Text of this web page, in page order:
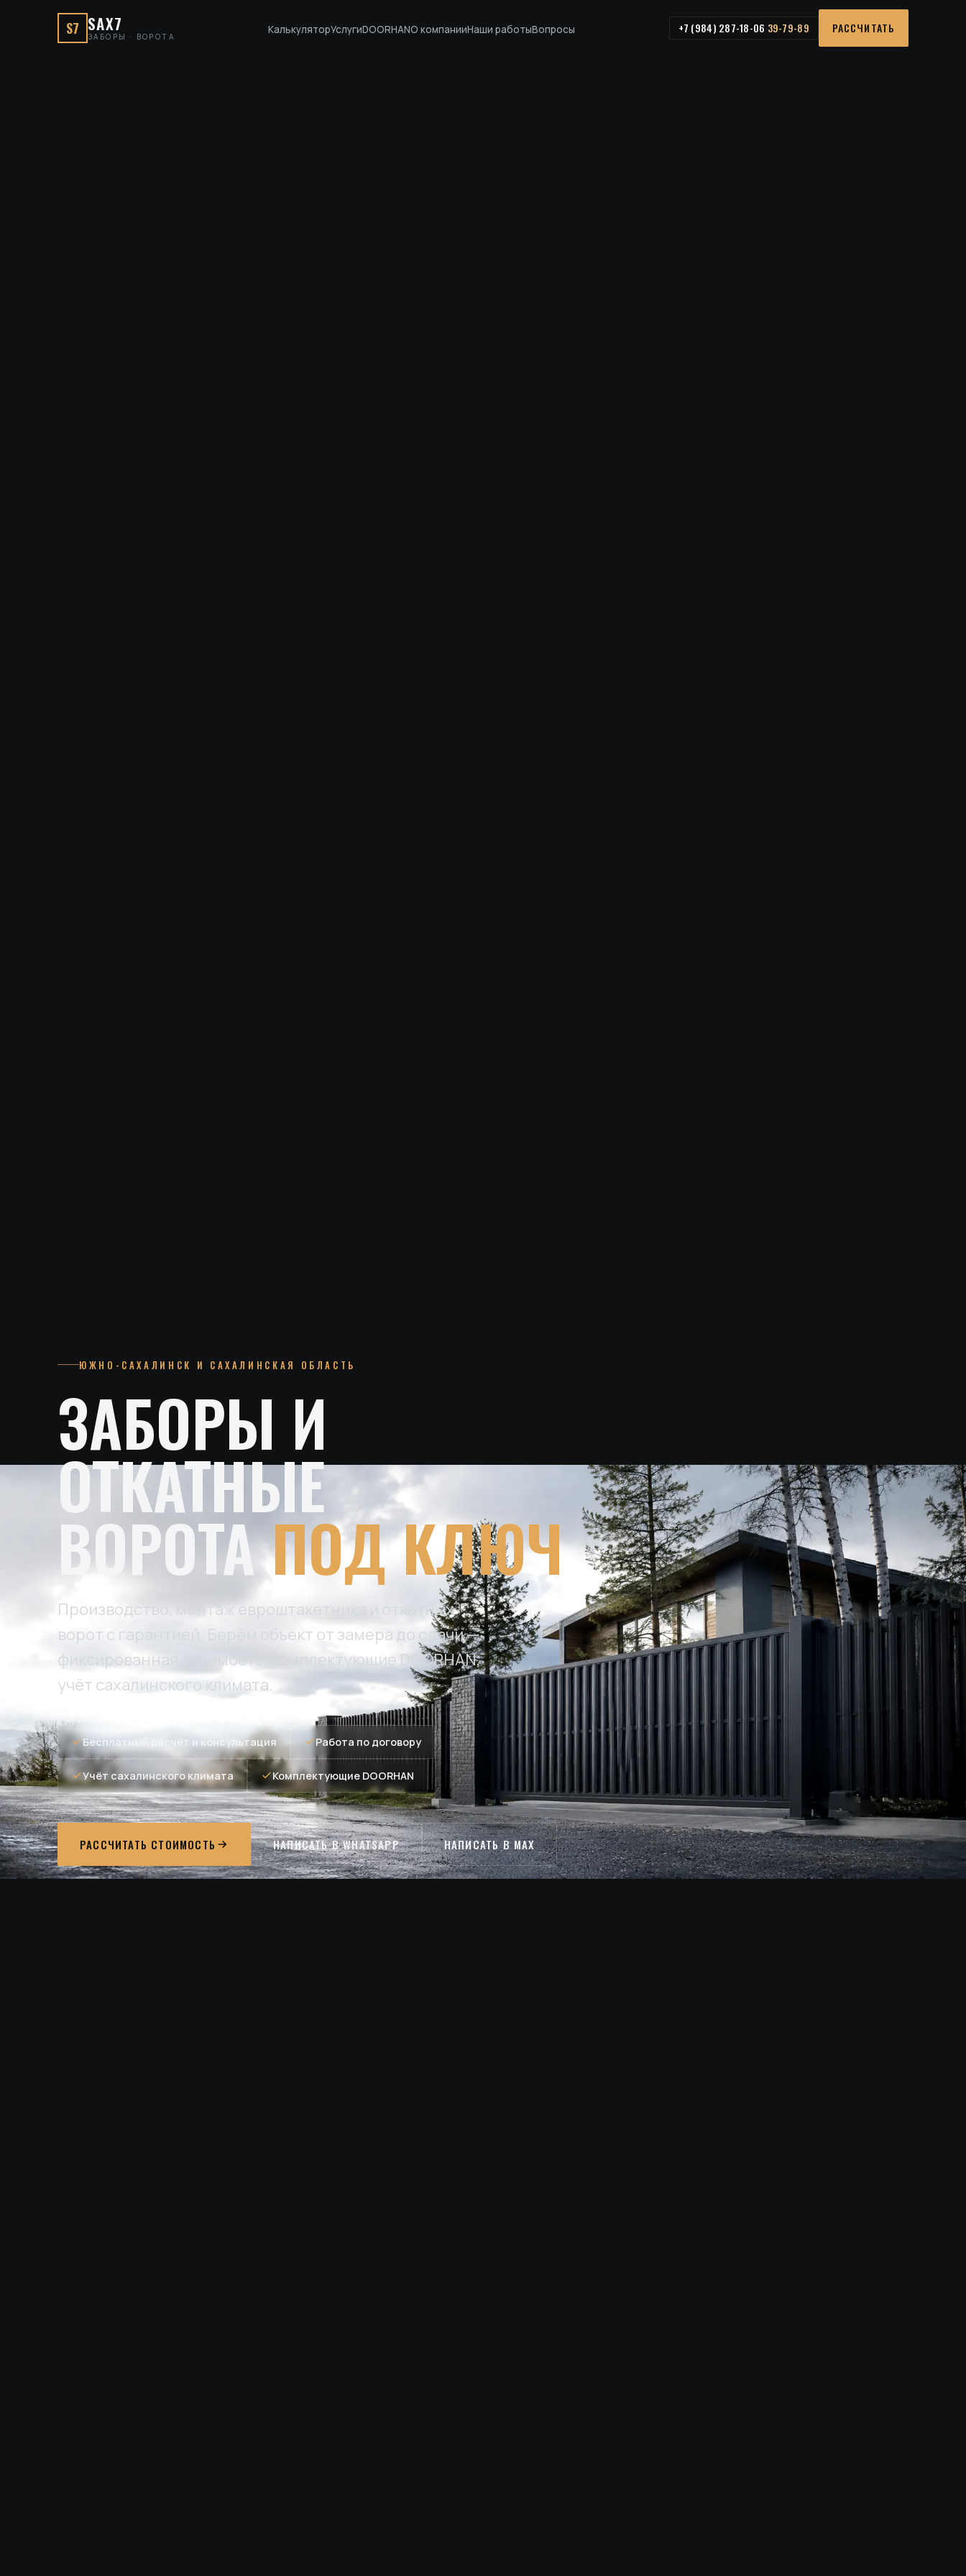
S7 SAX7
ЗАБОРЫ · ВОРОТА
КалькуляторУслугиDOORHANО компанииНаши работыВопросы +7 (984) 287-18-06·39-79-89 РАССЧИТАТЬ
ЮЖНО-САХАЛИНСК И САХАЛИНСКАЯ ОБЛАСТЬ
ЗАБОРЫ И
ОТКАТНЫЕ
ВОРОТАПОД КЛЮЧ
Производство, монтаж евроштакетника и откатных
ворот с гарантией. Берём объект от замера до сдачи —
фиксированная стоимость, комплектующие DOORHAN,
учёт сахалинского климата.
Бесплатный расчёт и консультация Работа по договору
Учёт сахалинского климата Комплектующие DOORHAN
РАССЧИТАТЬ СТОИМОСТЬ НАПИСАТЬ В WHATSAPP НАПИСАТЬ В MAX